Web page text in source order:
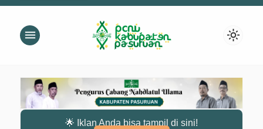
Jam’iyah NU
Bangun System e-Campus
menu light_mode
🌟 Iklan Anda bisa tampil di sini!